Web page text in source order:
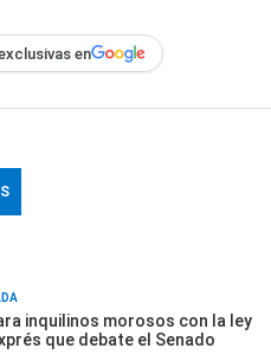
en
inquilinos morosos con la ley
que debate el Senado